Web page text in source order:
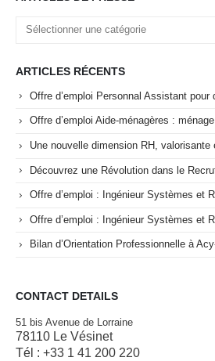
ARTICLES RÉCENTS
Offre d’emploi Personnal Assistant pour
Offre d’emploi Aide-ménagères :
Une nouvelle dimension RH,
Découvrez une Révolution dans le
Offre d’emploi : Ingénieur Systèmes et
Offre d’emploi : Ingénieur Systèmes et
Bilan d’Orientation Professionnelle à
CONTACT DETAILS
51 bis Avenue de Lorraine
78110 Le Vésinet
Tél : +33 1 41 200 220